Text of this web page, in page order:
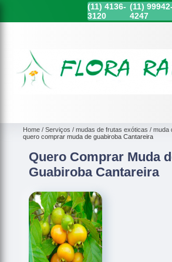
(11) 4136-
3120
(11)99942-
4247
Home Serviços mudas de frutas exóticas
muda
quero comprar muda de guabiroba Cantareira
Quero Comprar Muda
Guabiroba Cantareira